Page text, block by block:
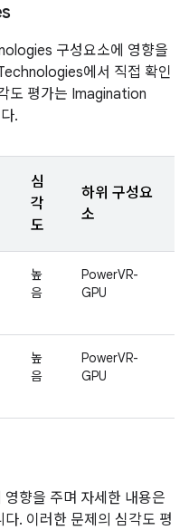
구성요소에 영향을
에서 직접 확인
도 평가는 Imagination
.
심
각
도
하위 구성요
소
높
음
PowerVR-
GPU
높
음
PowerVR-
GPU
향을 주며 자세한 내용은
. 이러한 문제의 심각도 평